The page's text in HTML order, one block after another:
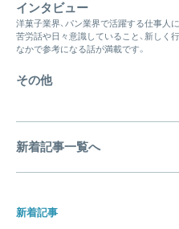
インタビュー
洋菓子業界、パン業界で活躍する仕事人
苦労話や日々意識していること、新しく
なかで参考になる話が満載です。
その他
新着記事一覧へ
新着記事